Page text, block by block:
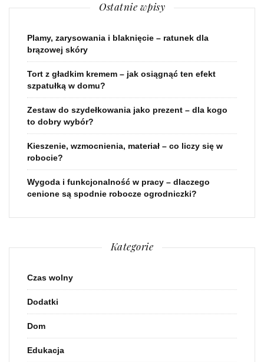
Ostatnie wpisy
Plamy, zarysowania i blaknięcie – ratunek dla
brązowej skóry
Tort z gładkim kremem – jak osiągnąć ten efekt
szpatułką w domu?
Zestaw do szydełkowania jako prezent – dla kogo
to dobry wybór?
Kieszenie, wzmocnienia, materiał – co liczy się w
robocie?
Wygoda i funkcjonalność w pracy – dlaczego
cenione są spodnie robocze ogrodniczki?
Kategorie
Czas wolny
Dodatki
Dom
Edukacja